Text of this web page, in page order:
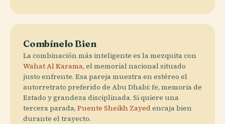
Combínelo Bien
La combinación más inteligente es la mezquita con
Wahat Al Karama, el memorial nacional situado
justo enfrente. Esa pareja muestra en estéreo el
autorretrato preferido de Abu Dhabi: fe, memoria de
Estado y grandeza disciplinada. Si quiere una
tercera parada, Puente Sheikh Zayedencaja bien
durante el trayecto.